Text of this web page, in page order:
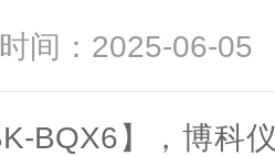
时间：2025-06-
】，博科仪